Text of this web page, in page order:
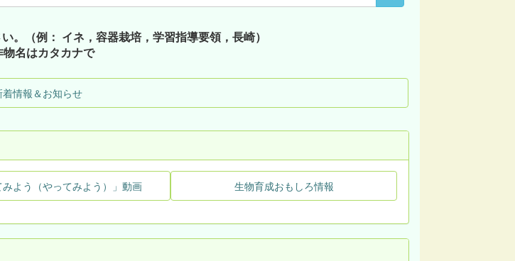
。（例： イネ，容器栽培，学習指導要領，長崎）
物名はカタカナで
着情報＆お知らせ
みよう（やってみよう）」動画 生物育成おもしろ情報